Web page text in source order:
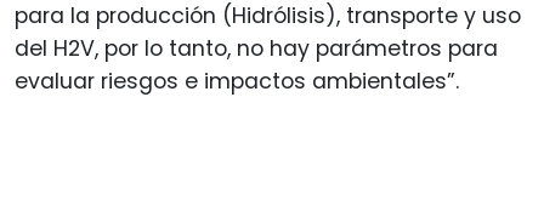
para la producción (Hidrólisis), transporte y uso
del H2V, por lo tanto, no hay parámetros para
evaluar riesgos e impactos ambientales”.